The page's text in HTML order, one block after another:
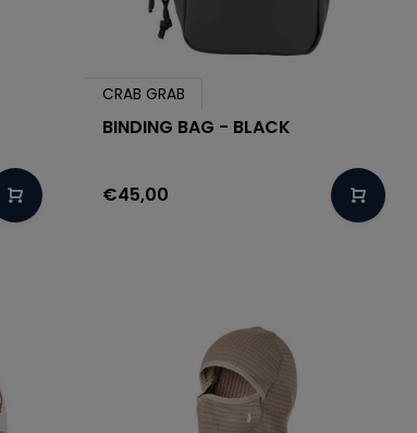
CRAB GRAB
BINDING BAG - BLACK
€45,00